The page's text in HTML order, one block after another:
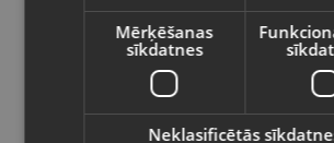
Zelta kulons
Latviešu / Latvian
Mērķēšanas
sīkdatnes
Neklasificētās